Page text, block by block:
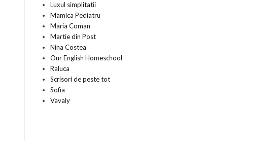
Luxul simplitatii
Mamica Pediatru
Maria Coman
Martie din Post
Nina Costea
Our English Homeschool
Raluca
Scrisori de peste tot
Sofia
Vavaly